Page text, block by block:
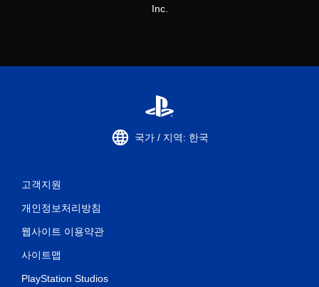
Inc.
국가 / 지역: 한국
고객지원
개인정보처리방침
웹사이트 이용약관
사이트맵
PlayStation Studios